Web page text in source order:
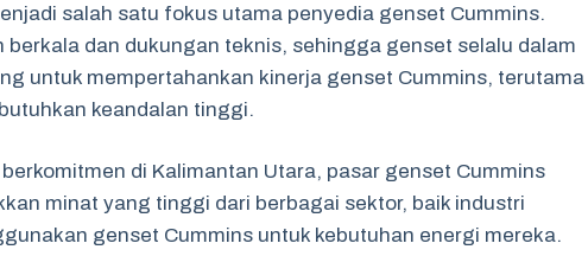
salah satu fokus utama penyedia genset Cummins.
berkala dan dukungan teknis, sehingga genset selalu dalam
untuk mempertahankan kinerja genset Cummins, terutama
keandalan tinggi.
di Kalimantan Utara, pasar genset Cummins
minat yang tinggi dari berbagai sektor, baik industri
genset Cummins untuk kebutuhan energi mereka.